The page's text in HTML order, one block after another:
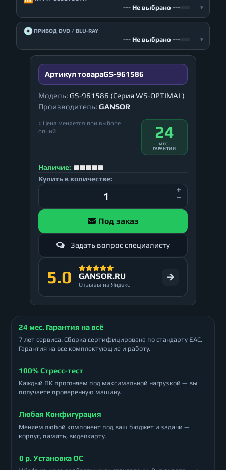
--- Не выбрано --- ▾
💿ПРИВОД DVD / BLU-RAY
--- Не выбрано --- ▾
Артикул товараGS-961586
Модель: GS-961586 (Серия WS-OPTIMAL)
Производитель: GANSOR
↕ Цена меняется при выборе
опций
24
МЕС.
ГАРАНТИИ
Наличие:
Купить в количестве:
Под заказ
Задать вопрос специалисту
5.0 GANSOR.RU
Отзывы на Яндекс
24 мес. Гарантия на всё
7 лет сервиса. Сборка сертифицирована по стандарту ЕАС.
Гарантия на все комплектующие и работу.
100% Стресс-тест
Каждый ПК прогоняем под максимальной нагрузкой — вы
получаете проверенную машину.
Любая Конфигурация
Меняем любой компонент под ваш бюджет и задачи —
корпус, память, видеокарту.
0 р. Установка ОС